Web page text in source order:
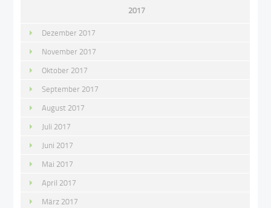
2017
Dezember 2017
November 2017
Oktober 2017
September 2017
August 2017
Juli 2017
Juni 2017
Mai 2017
April 2017
März 2017